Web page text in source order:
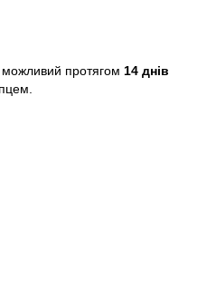
можливий протягом 14 днів